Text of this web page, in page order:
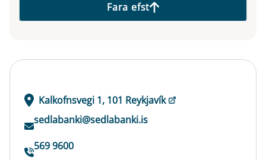
Fara efst
Kalkofnsvegi 1, 101 Reykjavík
sedlabanki@sedlabanki.is
569 9600